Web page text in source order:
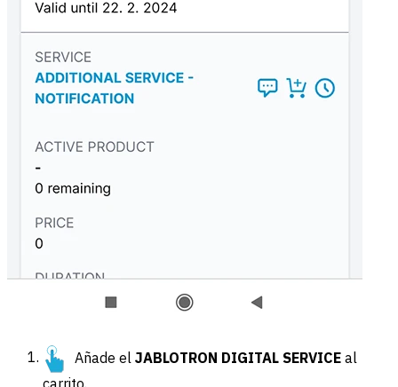
Añade el JABLOTRON DIGITAL SERVICEal
carrito.